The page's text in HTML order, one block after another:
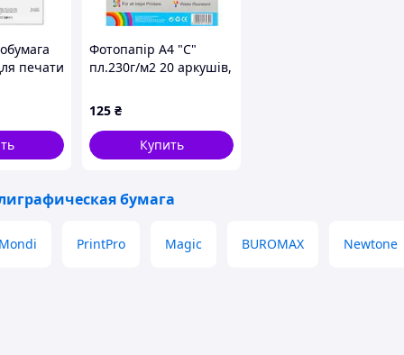
печати
Фотопапір А4 "С"
пл.230г/м2 20 аркушів,
125 ₴
Купить
бумага
Mondi PrintPro Magic BUROMAX Newtone